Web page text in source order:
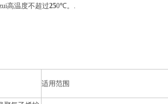
高温度不超过250℃。.
适用范围